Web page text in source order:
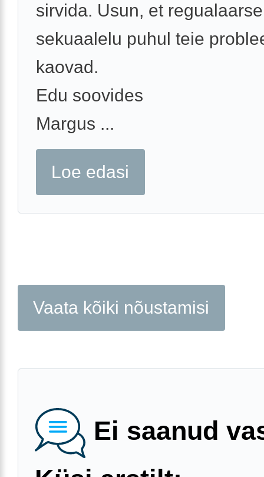
sirvida. Usun, et regualaarse
sekuaalelu puhul teie
kaovad.
Edu soovides
Margus ...
Loe edasi
Vaata kõiki nõustamisi
Ei saanud